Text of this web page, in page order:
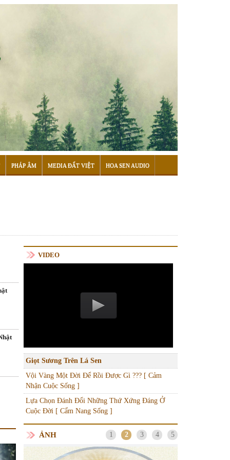
PHÁP ÂM MEDIA ĐẤT VIỆT HOA SEN AUDIO
VIDEO
Giọt Sương Trên Lá Sen
Vội Vàng Một Đời Để Rồi Được Gì ??? [ Cảm
Nhận Cuộc Sống ]
Lựa Chọn Đánh Đổi Những Thứ Xứng Đáng Ở
Cuộc Đời [ Cẩm Nang Sống ]
ẢNH 1 2 3 4 5